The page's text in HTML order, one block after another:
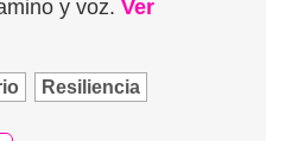
y voz.Ver
Resiliencia